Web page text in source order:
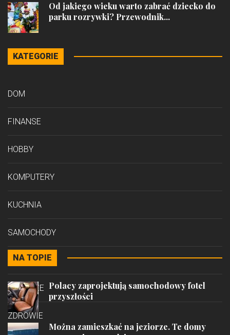
Od jakiego wieku warto zabrać dziecko do
parku rozrywki? Przewodnik...
KATEGORIE
DOM
FINANSE
HOBBY
KOMPUTERY
KUCHNIA
SAMOCHODY
STYL
PODRÓŻE
ZDROWIE
NA TOPIE
Polacy zaprojektują samochodowy fotel
przyszłości
Można zamieszkać na jeziorze. Te domy